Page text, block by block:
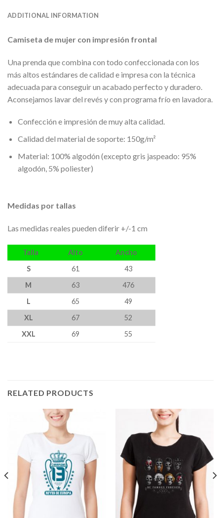
ADDITIONAL INFORMATION
Camiseta de mujer con impresión frontal
Una prenda que combina con todo confeccionada con los
más altos estándares de calidad e impresa con la técnica
adecuada para conseguir un acabado perfecto y duradero.
Aconsejamos lavar del revés y con programa frío en lavadora.
Confección e impresión de muy alta calidad.
Calidad del material de soporte: 150g/m²
Material: 100% algodón (excepto gris jaspeado: 95%
algodón, 5% poliester)
Medidas por tallas
Las medidas reales pueden diferir +/-1 cm
Talla Alto
Ancho
S
61
43
M
63
476
L
65
49
XL
67
52
XXL
69 55
RELATED PRODUCTS